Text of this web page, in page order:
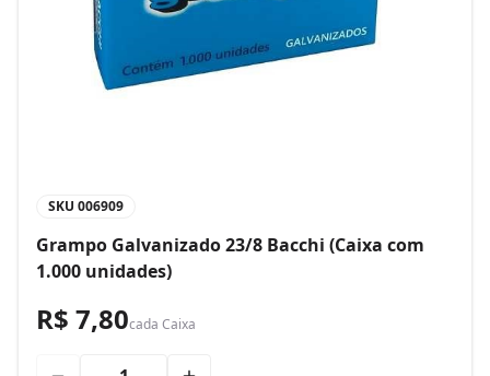
SKU 006909
Grampo Galvanizado 23/8 Bacchi (Caixa com
1.000 unidades)
R$ 7,80cada Caixa